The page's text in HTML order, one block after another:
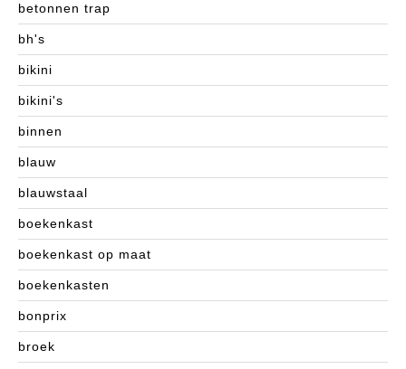
betonnen trap
bh's
bikini
bikini's
binnen
blauw
blauwstaal
boekenkast
boekenkast op maat
boekenkasten
bonprix
broek